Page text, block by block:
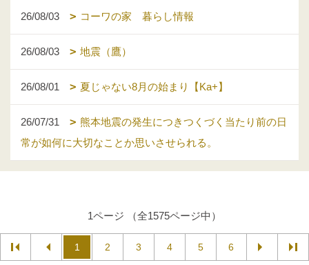
26/08/03 コーワの家 暮らし情報
26/08/03 地震（鷹）
26/08/01 夏じゃない8月の始まり【Ka+】
26/07/31
熊本地震の発生につきつくづく当たり前の日
常が如何に大切なことか思いさせられる。
1ページ （全1575ページ中）
1 2 3 4 5 6